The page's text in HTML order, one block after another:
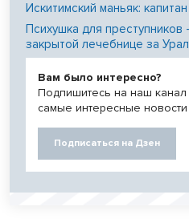
Искитимский маньяк:
Психушка для
закрытой лечебнице за
Вам было интересно?
Подпишитесь на наш
самые интересные
Подписаться на Дзен